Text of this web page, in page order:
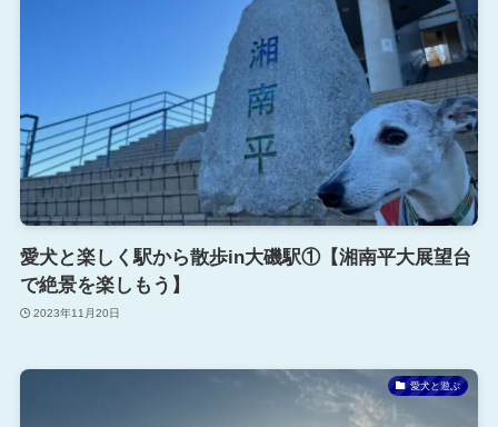
愛犬と楽しく駅から散歩in大磯駅①【湘南平大展望台
で絶景を楽しもう】
2023年11月20日
愛犬と遊ぶ